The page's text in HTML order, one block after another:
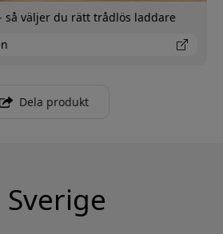
så väljer du rätt trådlös laddare
Dela produkt